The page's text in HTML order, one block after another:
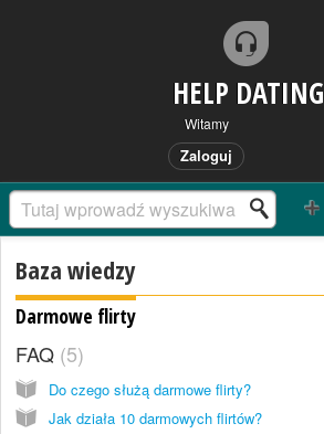
HELP DATING
Witamy
Zaloguj
Baza wiedzy
Darmowe flirty
FAQ 5
Do czego służą darmowe flirty?
Jak działa 10 darmowych flirtów?